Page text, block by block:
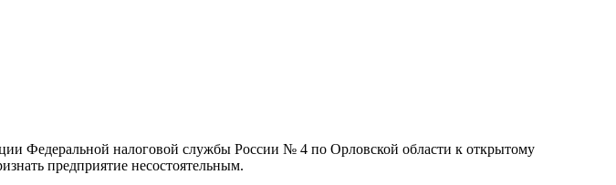
Федеральной налоговой службы России № 4 по Орловской области к открытому
предприятие несостоятельным.